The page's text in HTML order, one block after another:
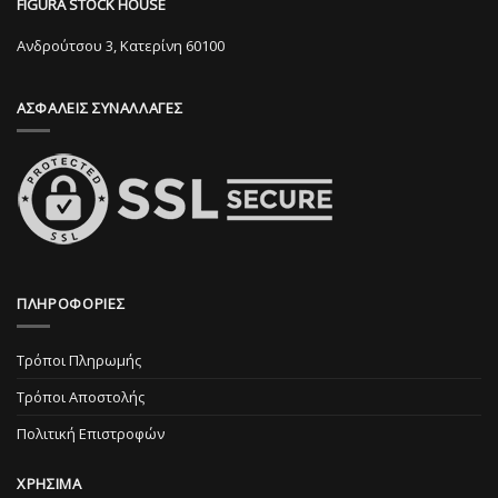
στη
προϊόντος
FIGURA STOCK HOUSE
Ανδρούτσου 3, Κατερίνη 60100
ΑΣΦΑΛΕΙΣ ΣΥΝΑΛΛΑΓΕΣ
ΠΛΗΡΟΦΟΡΙΕΣ
Τρόποι Πληρωμής
Τρόποι Αποστολής
Πολιτική Επιστροφών
ΧΡΗΣΙΜΑ